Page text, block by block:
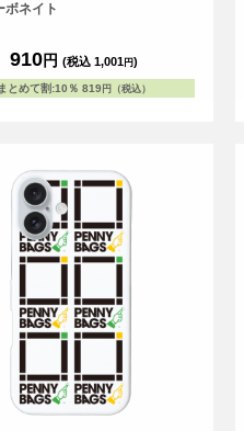
ボネイト
910円 (税込 1,001 円)
まとめて割:10％ 819 円（税込）